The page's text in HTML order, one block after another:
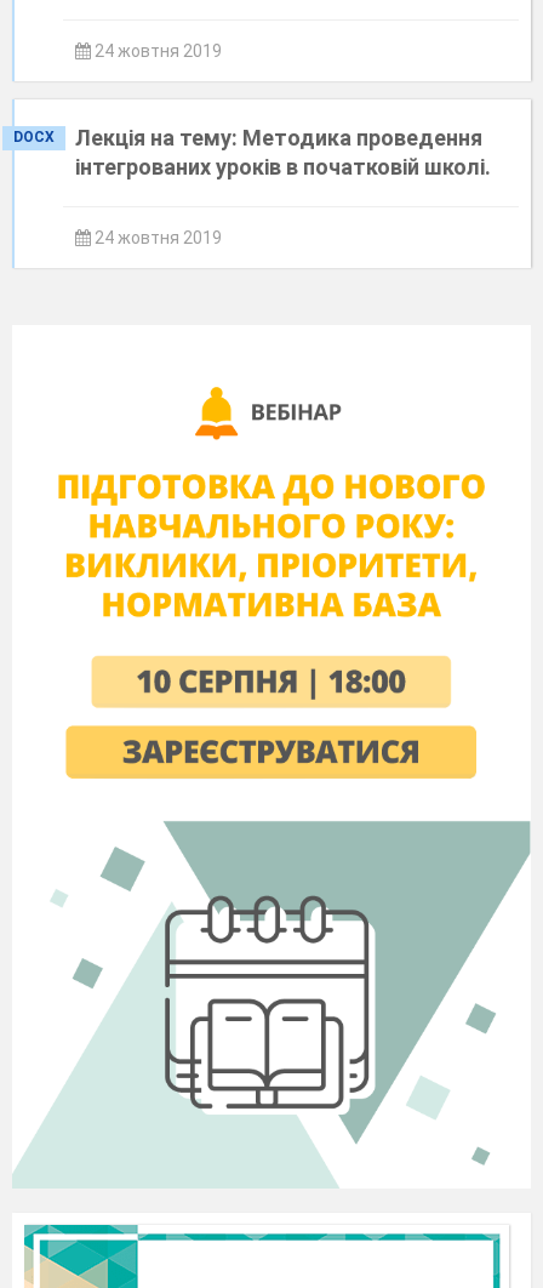
24 жовтня 2019
DOCX
Лекція на тему: Методика проведення
інтегрованих уроків в початковій школі.
24 жовтня 2019